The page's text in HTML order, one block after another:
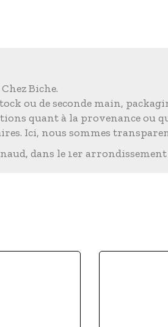
Biche.
ou de seconde main,
quant à la provenance ou
Ici, nous sommes
dans le 1er arrondissement